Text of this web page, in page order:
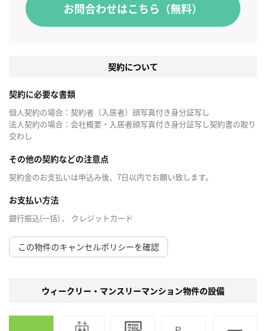
お問合わせはこちら（無料）
契約について
契約に必要な書類
個人契約の場合：契約者（入居者）顔写真付き身分証写し
法人契約の場合：会社概要・入居者顔写真付き身分証写し契約書の取り
交わし
その他の契約などの注意点
契約金のお支払いは申込み後、7日以内でお願い致します。
お支払い方法
銀行振込(一括) 、 クレジットカード
この物件のキャンセルポリシーを確認
ウィークリー・マンスリーマンション物件の設備